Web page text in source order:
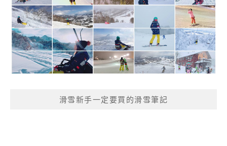
滑雪新手一定要買的滑雪筆記